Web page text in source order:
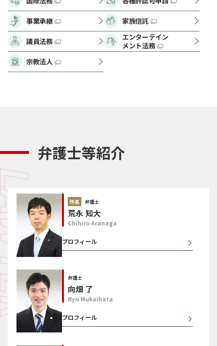
事業承継 家族信託
議員法務
エンターテイン
メント法務
宗教法人
弁護士等紹介
所長 弁護士
荒永 知大
Chihiro Aranaga
プロフィール
弁護士
向畑 了
Ryo Mukaihata
プロフィール